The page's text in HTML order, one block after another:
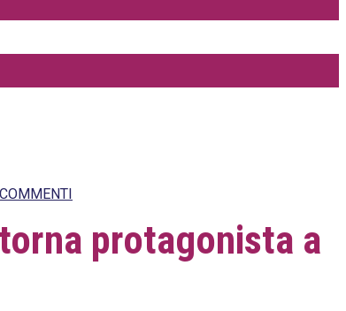
protagonista a